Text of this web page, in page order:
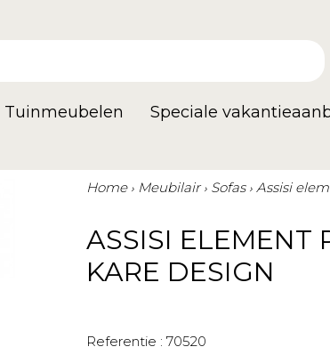
Tuinmeubelen Speciale
Home Meubilair Sofas Assisi
ASSISI ELEMENT
KARE DESIGN
Referentie : 70520